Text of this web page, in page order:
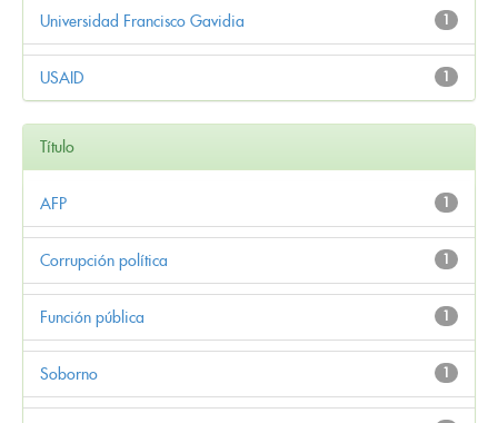
1
Universidad Francisco Gavidia
1
USAID
Título
1
AFP
1
Corrupción política
1
Función pública
1
Soborno